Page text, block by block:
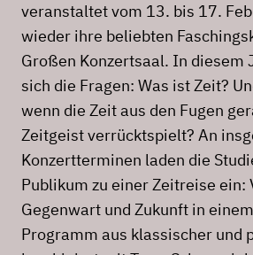
veranstaltet vom 13. bis 17.
wieder ihre beliebten
Großen Konzertsaal. In diesem
sich die Fragen: Was ist Zeit?
wenn die Zeit aus den Fugen
Zeitgeist verrücktspielt? An
Konzertterminen laden die
Publikum zu einer Zeitreise ein:
Gegenwart und Zukunft in
Programm aus klassischer und